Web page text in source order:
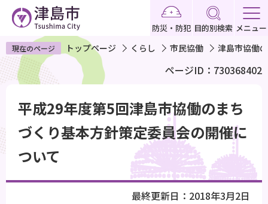
ペ
ー
ジ
で
す
防災・防犯 目的別検索 メニュー
現在のページ トップページ くらし 市民協働 津島市協働
ページID：730368402
平成29年度第5回津島市協働のまち
づくり基本方針策定委員会の開催に
ついて
最終更新日：2018年3月2日